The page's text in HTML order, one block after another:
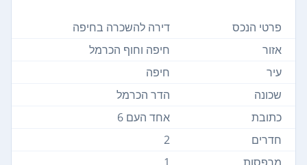
פרטי הנכס
דירה להשכרה בחיפה
אזור
חיפה וחוף הכרמל
עיר
חיפה
שכונה
הדר הכרמל
כתובת
אחד העם 6
חדרים
2